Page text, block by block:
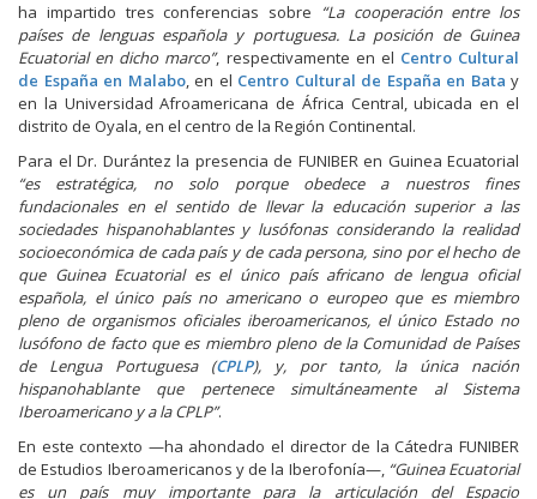
ha impartido tres conferencias sobre
“La cooperación entre los
países de lenguas española y portuguesa. La posición de Guinea
Ecuatorial en dicho marco”, respectivamente en el Centro Cultural
de España en Malabo, en el Centro Cultural de España en Bata y
en la Universidad Afroamericana de África Central, ubicada en el
distrito de Oyala, en el centro de la Región Continental.
Para el Dr. Durántez la presencia de FUNIBER en Guinea Ecuatorial
“es estratégica, no solo porque obedece a nuestros fines
fundacionales en el sentido de llevar la educación superior a las
sociedades hispanohablantes y lusófonas considerando la realidad
socioeconómica de cada país y de cada persona, sino por el hecho de
que Guinea Ecuatorial es el único país africano de lengua oficial
española, el único país no americano o europeo que es miembro
pleno de organismos oficiales iberoamericanos, el único Estado no
lusófono de facto que es miembro pleno de la Comunidad de Países
de Lengua Portuguesa (CPLP), y, por tanto, la única nación
hispanohablante que pertenece simultáneamente al Sistema
Iberoamericano y a la CPLP”.
En este contexto —ha ahondado el director de la Cátedra FUNIBER
de Estudios Iberoamericanos y de la Iberofonía—, “Guinea Ecuatorial
es un país muy importante para la articulación del Espacio